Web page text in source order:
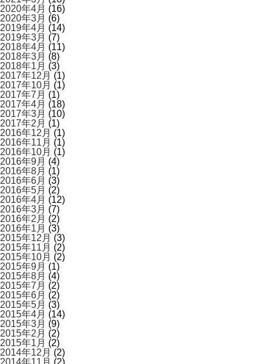
2020年4月 (16)
2020年3月 (6)
2019年4月 (14)
2019年3月 (7)
2018年4月 (11)
2018年3月 (8)
2018年1月 (3)
2017年12月 (1)
2017年10月 (1)
2017年7月 (1)
2017年4月 (18)
2017年3月 (10)
2017年2月 (1)
2016年12月 (1)
2016年11月 (1)
2016年10月 (1)
2016年9月 (4)
2016年8月 (1)
2016年6月 (3)
2016年5月 (2)
2016年4月 (12)
2016年3月 (7)
2016年2月 (2)
2016年1月 (3)
2015年12月 (3)
2015年11月 (2)
2015年10月 (2)
2015年9月 (1)
2015年8月 (4)
2015年7月 (2)
2015年6月 (2)
2015年5月 (3)
2015年4月 (14)
2015年3月 (9)
2015年2月 (2)
2015年1月 (2)
2014年12月 (2)
2014年11月 (2)